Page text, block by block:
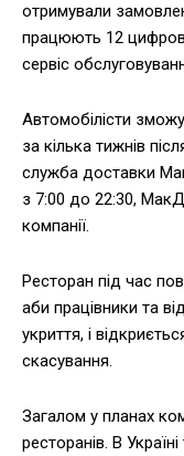
отримували
працюють 12
сервіс
Автомобілісти
за кілька тижнів
служба доставки
з 7:00 до 22:30,
компанії.
Ресторан під час
аби працівники та
укриття, і
скасування.
Загалом у планах
ресторанів. В